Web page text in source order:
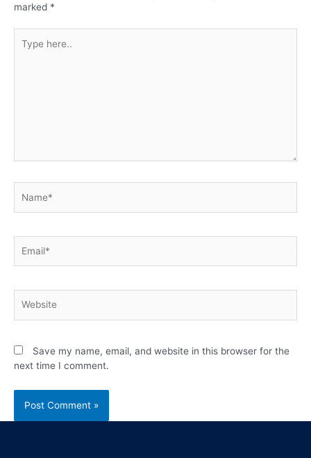
marked *
Save my name, email, and website in this browser for the
next time I comment.